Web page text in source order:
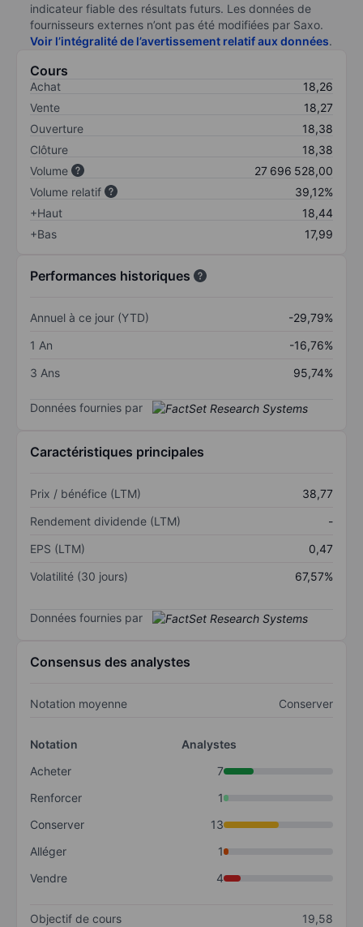
indicateur fiable des résultats futurs. Les données de
fournisseurs externes n’ont pas été modifiées par Saxo.
Voir l’intégralité de l’avertissement relatif aux données.
Cours
Achat
18,26
Vente
18,27
Ouverture
18,38
Clôture
18,38
Volume
27 696 528,00
Volume relatif
39,12%
+Haut
18,44
+Bas
17,99
Performances historiques
Annuel à ce jour (YTD)
-29,79%
1 An
-16,76%
3 Ans
95,74%
Données fournies par
Caractéristiques principales
Prix / bénéfice (LTM)
38,77
Rendement dividende (LTM)
-
EPS (LTM)
0,47
Volatilité (30 jours)
67,57%
Données fournies par
Consensus des analystes
Notation moyenne Conserver
Notation
Analystes
Acheter
7
Renforcer
1
Conserver
13
Alléger
1
Vendre
4
Objectif de cours
19,58